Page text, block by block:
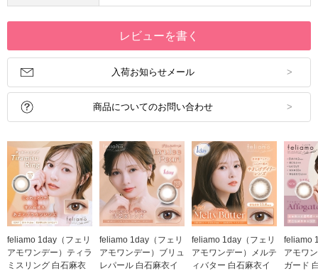
レビューを書く
入荷お知らせメール
商品についてのお問い合わせ
feliamo 1day（フェリ
アモワンデー）ティラ
ミスリング 白石麻衣
feliamo 1day（フェリ
アモワンデー）ブリュ
レパール 白石麻衣イ
feliamo 1day（フェリ
アモワンデー）メルテ
ィバター 白石麻衣イ
feliamo
アモワ
ガード